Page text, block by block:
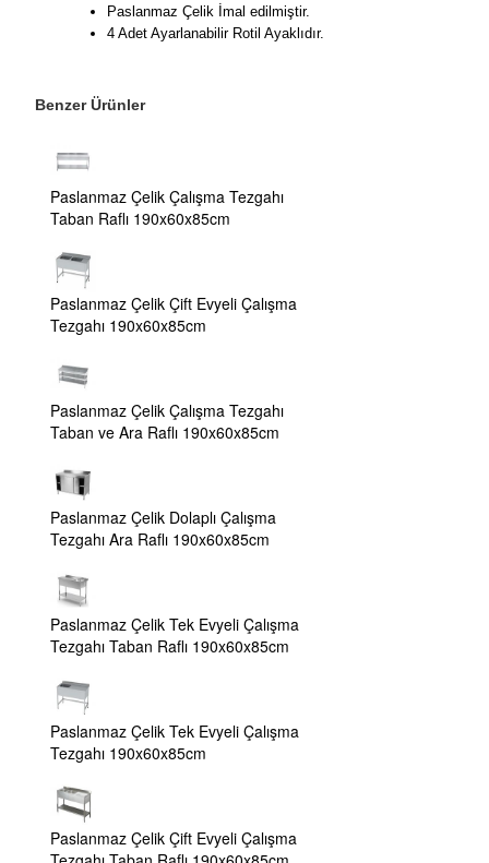
Paslanmaz Çelik İmal edilmiştir.
4 Adet Ayarlanabilir Rotil Ayaklıdır.
Benzer Ürünler
Paslanmaz Çelik Çalışma Tezgahı
Taban Raflı 190x60x85cm
Paslanmaz Çelik Çift Evyeli Çalışma
Tezgahı 190x60x85cm
Paslanmaz Çelik Çalışma Tezgahı
Taban ve Ara Raflı 190x60x85cm
Paslanmaz Çelik Dolaplı Çalışma
Tezgahı Ara Raflı 190x60x85cm
Paslanmaz Çelik Tek Evyeli Çalışma
Tezgahı Taban Raflı 190x60x85cm
Paslanmaz Çelik Tek Evyeli Çalışma
Tezgahı 190x60x85cm
Paslanmaz Çelik Çift Evyeli Çalışma